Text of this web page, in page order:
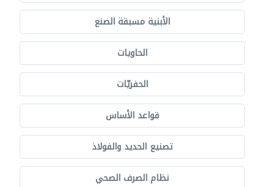
الأبنية مسبقة الصنع
الحاويات
الحفريّات
قواعد الأساس
تصنيع الحديد والفولاذ
نظام الصرف الصحي